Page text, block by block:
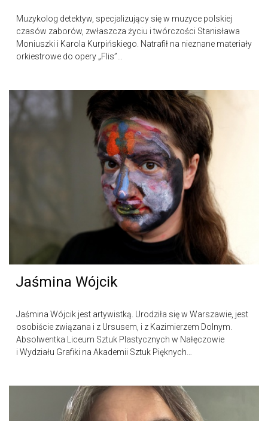
Muzykolog detektyw, specjalizujący się w muzyce polskiej
czasów zaborów, zwłaszcza życiu i twórczości Stanisława
Moniuszki i Karola Kurpińskiego. Natrafił na nieznane materiały
orkiestrowe do opery „Flis”…
Jaśmina Wójcik
Jaśmina Wójcik jest artywistką. Urodziła się w Warszawie, jest
osobiście związana i z Ursusem, i z Kazimierzem Dolnym.
Absolwentka Liceum Sztuk Plastycznych w Nałęczowie
i Wydziału Grafiki na Akademii Sztuk Pięknych…